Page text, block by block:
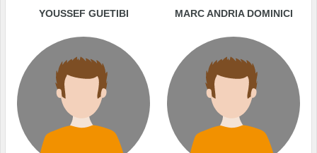
YOUSSEF GUETIBI MARC ANDRIA DOMINICI